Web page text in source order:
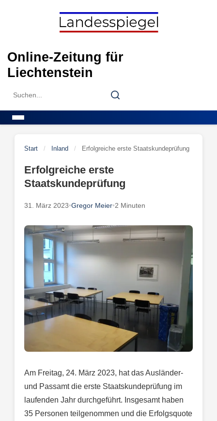
Online-Zeitung für
Liechtenstein
Search
Search
Start / Inland / Erfolgreiche erste Staatskundeprüfung
Erfolgreiche erste
Staatskundeprüfung
31. März 2023•Gregor Meier•2 Minuten
Am Freitag, 24. März 2023, hat das Ausländer-
und Passamt die erste Staatskundeprüfung im
laufenden Jahr durchgeführt. Insgesamt haben
35 Personen teilgenommen und die Erfolgsquote